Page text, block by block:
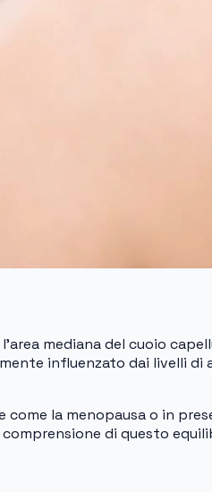
mediana del cuoio
influenzato dai livelli di
la menopausa o in
di questo